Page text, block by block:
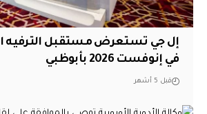
إل جي تستعرض مستقبل الترفيه
في إنوفست 2026 بأبوظبي
قبل 5 أشهر